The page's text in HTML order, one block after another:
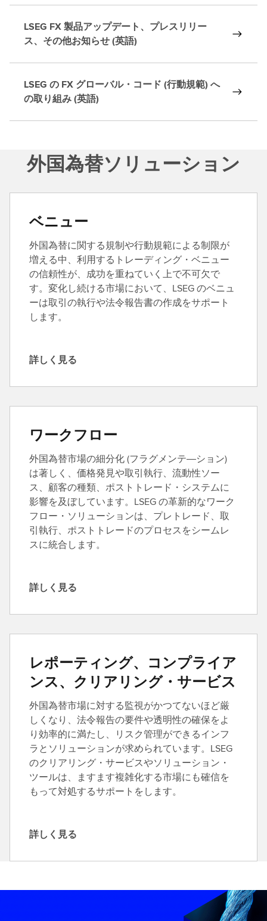
LSEG FX 製品アップデート、プレスリリー
ス、その他お知らせ (英語)
LSEG の FX グローバル・コード (行動規範) へ
の取り組み (英語)
外国為替ソリューション
ベニュー
外国為替に関する規制や行動規範による制限が
増える中、利用するトレーディング・ベニュー
の信頼性が、成功を重ねていく上で不可欠で
す。変化し続ける市場において、LSEG のベニュ
ーは取引の執行や法令報告書の作成をサポート
します。
詳
見
詳しく見る
ワークフロー
外国為替市場の細分化 (フラグメンテ―ション)
は著しく、価格発見や取引執行、流動性ソー
ス、顧客の種類、ポストトレード・システムに
影響を及ぼしています。LSEG の革新的なワーク
フロー・ソリューションは、プレトレード、取
引執行、ポストトレードのプロセスをシームレ
スに統合します。
詳
見
詳しく見る
レポーティング、コンプライア
ンス、クリアリング・サービス
外国為替市場に対する監視がかつてないほど厳
しくなり、法令報告の要件や透明性の確保をよ
り効率的に満たし、リスク管理ができるインフ
ラとソリューションが求められています。LSEG
のクリアリング・サービスやソリューション・
ツールは、ますます複雑化する市場にも確信を
もって対処するサポートをします。
詳
詳しく見る